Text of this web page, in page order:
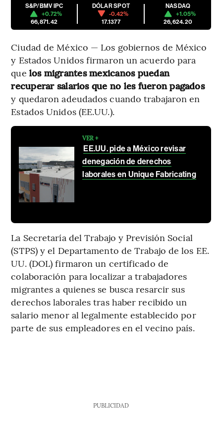
S&P/BMV IPC
+0.72%
66,871.42
DÓLAR SPOT
-0.42%
17.1377
NASDAQ
+1.05%
26,624.20
Ciudad de México — Los gobiernos de México
y Estados Unidos firmaron un acuerdo para
que los migrantes mexicanos puedan
recuperar salarios que no les fueron pagados
y quedaron adeudados cuando trabajaron en
Estados Unidos (EE.UU.).
VER +
EE.UU. pide a México revisar
denegación de derechos
laborales en Unique Fabricating
La Secretaría del Trabajo y Previsión Social
(STPS) y el Departamento de Trabajo de los EE.
UU. (DOL) firmaron un certificado de
colaboración para localizar a trabajadores
migrantes a quienes se busca resarcir sus
derechos laborales tras haber recibido un
salario menor al legalmente establecido por
parte de sus empleadores en el vecino país.
PUBLICIDAD